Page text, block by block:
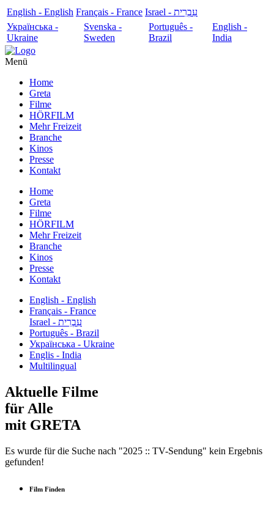
English - English Français - France
עִבְרִית - Israel
Українська -
Ukraine
Svenska -
Sweden
Português -
Brazil
English -
India
Menü
Home
Greta
Filme
HÖRFILM
Mehr Freizeit
Branche
Kinos
Presse
Kontakt
Home
Greta
Filme
HÖRFILM
Mehr Freizeit
Branche
Kinos
Presse
Kontakt
English - English
Français - France
עִבְרִית - Israel
Português - Brazil
Українська - Ukraine
Englis - India
Multilingual
Aktuelle Filme
für Alle
mit GRETA
Es wurde für die Suche nach "2025 :: TV-Sendung" kein Ergebnis
gefunden!
Film Finden